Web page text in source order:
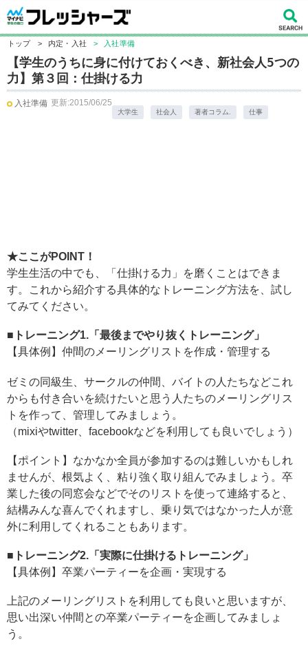
トップ > 内定・入社 > 入社準備
【学生のうちに身に付けておくべき、新社会人5つの
力】第３回：仕掛ける力
入社準備 更新:2015/06/25
大学生 社会人 著者コラム. 仕事
★ここがPOINT！
学生生活の中でも、「仕掛ける力」を磨くことはできま
す。これから紹介する具体的なトレーニング方法を、試し
てみてください。
■トレーニング1.「最後までやり抜くトレーニング」
【具体例】仲間のメーリングリストを作成・管理する
ゼミの同級生、サークルの仲間、バイトの人たちなどこれ
からも付き合いを続けたいと思う人たちのメーリングリス
トを作って、管理してみましょう。
（mixiやtwitter、facebookなどを利用しても良いでしょう）
【ポイント】なかなか全員が参加するのは難しいかもしれ
ませんが、根気よく、粘り強く取り組んでみましょう。卒
業した後の同窓会などでそのリストを使って連絡すると、
結構みんな喜んでくれますし、乗り気ではなかった人が意
外に利用してくれることもあります。
■トレーニング2.「実際に仕掛けるトレーニング」
【具体例】卒業パーティーを企画・実現する
上記のメーリングリストを利用しても良いと思いますが、
思い出深い仲間との卒業パーティーを企画してみましょ
う。